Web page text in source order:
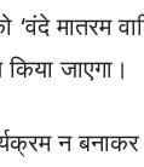
मातरम
जाएगा।
न